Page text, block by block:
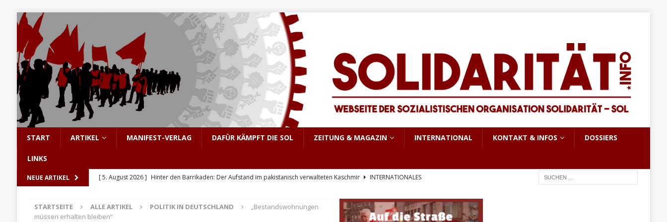
START ARTIKEL MANIFEST-VERLAG DAFÜR KÄMPFT DIE SOL ZEITUNG & MAGAZIN INTERNATIONAL KONTAKT & INFOS DOSSIERS
LINKS
NEUE ARTIKEL [ 5. August 2026 ] Hinter den Barrikaden: Der Aufstand im pakistanisch verwalteten Kaschmir
INTERNATIONALES
[ 4. August 2026 ]
Pistorius in Höchstform
KRIEG&MILITARISMUS
STARTSEITE ALLE ARTIKEL POLITIK IN DEUTSCHLAND
„Bestandswohnungen
müssen erhalten bleiben“